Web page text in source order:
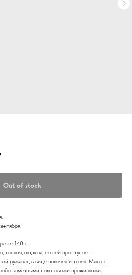
Out of stock
140 г.
тонкая, гладкая, на ней проступает
румянец в виде палочек и точек. Мякоть
заметными салатовыми прожилками.